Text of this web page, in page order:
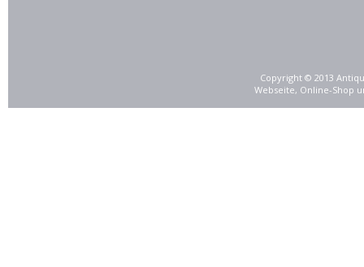
Copyright © 2013
Webseite, Online-Shop